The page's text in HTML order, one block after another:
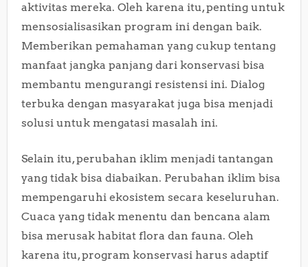
aktivitas mereka. Oleh karena itu, penting untuk
mensosialisasikan program ini dengan baik.
Memberikan pemahaman yang cukup tentang
manfaat jangka panjang dari konservasi bisa
membantu mengurangi resistensi ini. Dialog
terbuka dengan masyarakat juga bisa menjadi
solusi untuk mengatasi masalah ini.
Selain itu, perubahan iklim menjadi tantangan
yang tidak bisa diabaikan. Perubahan iklim bisa
mempengaruhi ekosistem secara keseluruhan.
Cuaca yang tidak menentu dan bencana alam
bisa merusak habitat flora dan fauna. Oleh
karena itu, program konservasi harus adaptif